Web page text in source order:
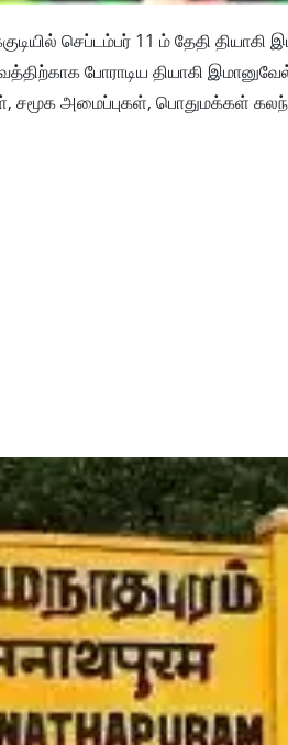
செப்டம்பர் 11 ம் தேதி
போராடிய தியாகி
சமூக அமைப்புகள், பொதுமக்கள்